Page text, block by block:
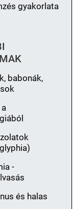
gyakorlata
babonák,
-
és halas